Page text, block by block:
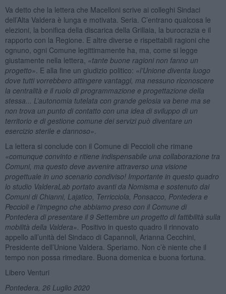
Va detto che la lettera che Macelloni scrive ai colleghi Sindaci
dell’Alta Valdera è lunga e motivata. Seria. C’entrano qualcosa le
elezioni, la bonifica della discarica della Grillaia, la burocrazia e il
rapporto con la Regione. E altre diverse e rispettabili ragioni che
ognuno, ogni Comune legittimamente ha, ma, come si legge
giustamente nella lettera, «tante buone ragioni non fanno un
progetto» . E alla fine un giudizio politico: «l’Unione diventa luogo
dove tutti vorrebbero attingere vantaggi, ma nessuno riconoscere
la centralità e il ruolo di programmazione e progettazione della
stessa... L ’autonomia tutelata con grande gelosia va bene ma se
non trova un punto di contatto con una idea di sviluppo di un
territorio e di gestione comune dei servizi può diventare un
esercizio sterile e dannoso»
La lettera si conclude con il Comune di Peccioli che rimane
«comunque convinto e ritiene indispensabile una collaborazione tra
Comuni, ma questo deve avvenire attraverso una visione
progettuale in uno scenario condiviso! Importante in questo quadro
lo studio ValderaLab portato avanti da Nomisma e sostenuto dai
Comuni di Chianni, Lajatico, Terricciola, Ponsacco, Pontedera e
Peccioli e l’impegno che abbiamo preso con il Comune di
Pontedera di presentare il 9 Settembre un progetto di fattibilità sulla
mobilità della Valdera». Positivo in questo quadro il rinnovato
appello all’unità del Sindaco di Capannoli, Arianna Cecchini,
Presidente dell’Unione Valdera. Speriamo. Non c’è niente che il
tempo non possa rimediare. Buona domenica e buona fortuna.
Libero Venturi
Pontedera, 26 Luglio 2020